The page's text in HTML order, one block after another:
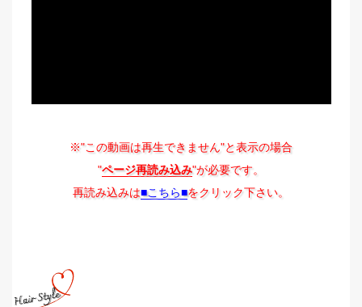
※"この動画は再生できません"と表示の場合
"ページ再読み込み"が必要です。
再読み込みは■こちら■をクリック下さい。